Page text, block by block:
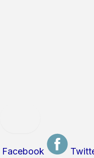
Facebook